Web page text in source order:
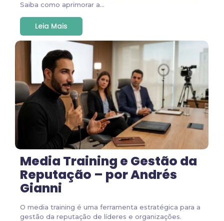
Saiba como aprimorar a...
Leia Mais
Media Training e Gestão da
Reputação – por Andrés
Gianni
O media training é uma ferramenta estratégica para a
gestão da reputação de líderes e organizações.